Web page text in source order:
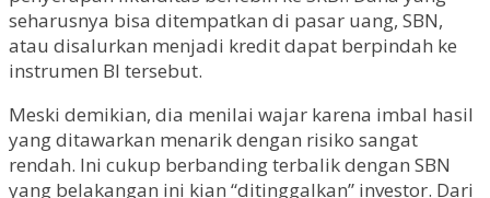
seharusnya bisa ditempatkan di pasar uang, SBN,
atau disalurkan menjadi kredit dapat berpindah ke
instrumen BI tersebut.
Meski demikian, dia menilai wajar karena imbal hasil
yang ditawarkan menarik dengan risiko sangat
rendah. Ini cukup berbanding terbalik dengan SBN
yang belakangan ini kian “ditinggalkan” investor. Dari